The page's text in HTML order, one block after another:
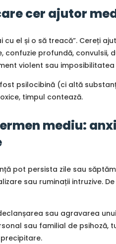
cer ajutor
cu el și o să treacă”. Cereți
profundă, convulsii,
violent sau
psilocibină (ci altă
timpul contează.
mediu:
pot persista zile sau
sau ruminații intruzive.
sau agravarea
sau familial de psihoză,